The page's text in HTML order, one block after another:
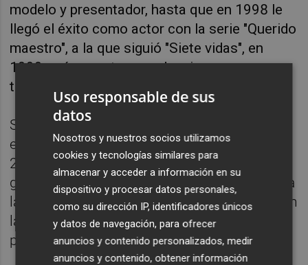
modelo y presentador, hasta que en 1998 le
llegó el éxito como actor con la serie "Querido
maestro", a la que siguió "Siete vidas", en
1999, así como tras producciones en
televisión, cine y teatro.
Sin embargo, a principios de los años 2000
empezó a sentir inquietudes políticas y en
2006 comenzó a militar en Ciutadans -el
germen del actual Ciudadanos-, aunque para
las elecciones municipales de 2007 figuró en
las listas "Vecinos por Torrelodones", el
pueblo madrileño donde residía.
Uso responsable de sus
datos
Nosotros y nuestros socios utilizamos
cookies y tecnologías similares para
almacenar y acceder a información en su
dispositivo y procesar datos personales,
como su dirección IP, identificadores únicos
y datos de navegación, para ofrecer
anuncios y contenido personalizados, medir
anuncios y contenido, obtener información